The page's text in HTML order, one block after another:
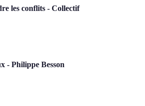
les conflits - Collectif
- Philippe Besson